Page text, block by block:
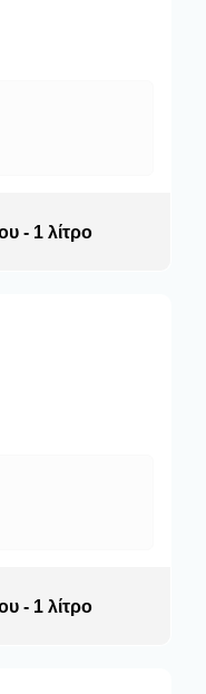
- 1 λίτρο
- 1 λίτρο